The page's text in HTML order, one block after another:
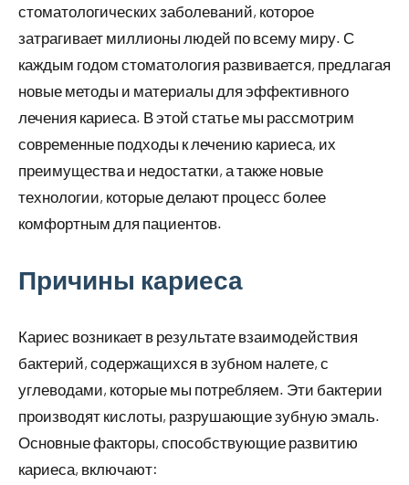
стоматологических заболеваний, которое
затрагивает миллионы людей по всему миру. С
каждым годом стоматология развивается, предлагая
новые методы и материалы для эффективного
лечения кариеса. В этой статье мы рассмотрим
современные подходы к лечению кариеса, их
преимущества и недостатки, а также новые
технологии, которые делают процесс более
комфортным для пациентов.
Причины кариеса
Кариес возникает в результате взаимодействия
бактерий, содержащихся в зубном налете, с
углеводами, которые мы потребляем. Эти бактерии
производят кислоты, разрушающие зубную эмаль.
Основные факторы, способствующие развитию
кариеса, включают: